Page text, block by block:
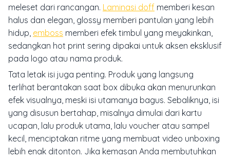
meleset dari rancangan. Laminasi doff memberi kesan
halus dan elegan, glossy memberi pantulan yang lebih
hidup, emboss memberi efek timbul yang meyakinkan,
sedangkan hot print sering dipakai untuk aksen eksklusif
pada logo atau nama produk.
Tata letak isi juga penting. Produk yang langsung
terlihat berantakan saat box dibuka akan menurunkan
efek visualnya, meski isi utamanya bagus. Sebaliknya, isi
yang disusun bertahap, misalnya dimulai dari kartu
ucapan, lalu produk utama, lalu voucher atau sampel
kecil, menciptakan ritme yang membuat video unboxing
lebih enak ditonton. Jika kemasan Anda membutuhkan